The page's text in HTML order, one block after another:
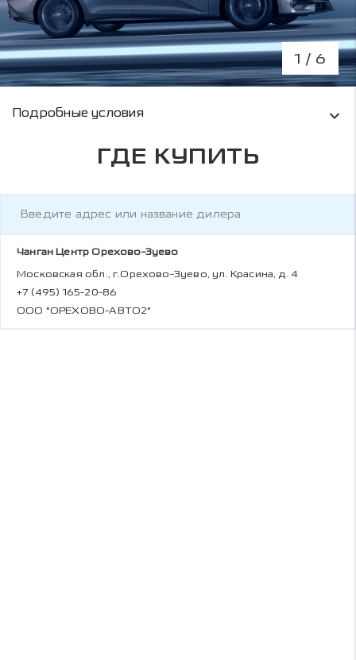
1 / 6
Условия кредитования и информация о
Подробные условия
ГДЕ КУПИТЬ
Чанган Центр Орехово-Зуево
Московская обл., г.Орехово-Зуево, ул. Красина, д. 4
+7 (495) 165-20-86
ООО "ОРЕХОВО-АВТО2"